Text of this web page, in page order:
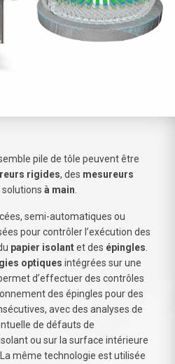
pile de tôle peuvent être
rigides, des mesureurs
à main
semi-automatiques ou
pour contrôler l’exécution des
papier isolantet des épingles
optiques intégrées sur une
d’effectuer des contrôles
des épingles pour des
avec des analyses de
de défauts de
ou sur la surface intérieure
même technologie est utilisée